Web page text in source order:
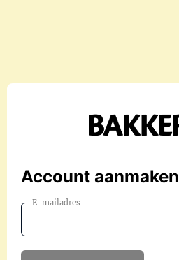
Account aanmaken
E-mailadres